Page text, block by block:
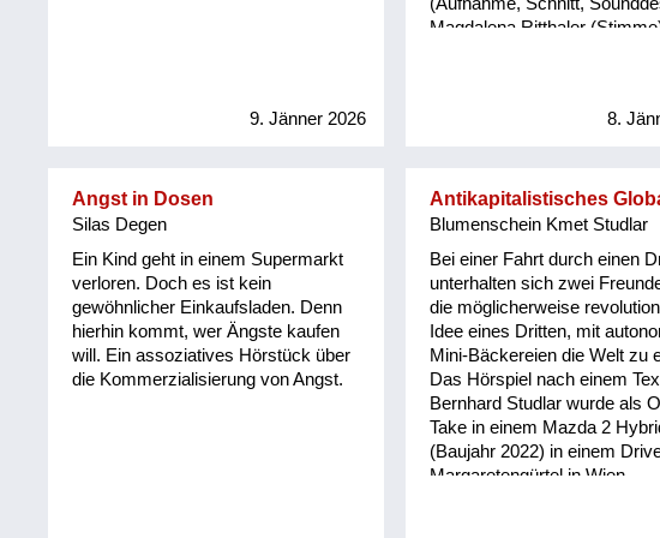
mir deinen Bauch. Ja, komm,
9. Jänner 2026
Magdalena Ritthaler
8.
Angst in Dosen
Silas Degen
Ein Kind geht in einem Supermarkt
verloren. Doch es ist kein
gewöhnlicher Einkaufsladen. Denn
hierhin kommt, wer Ängste kaufen
will. Ein assoziatives Hörstück über
die Kommerzialisierung von Angst.
Antikapitalistisches
Blumenschein Kmet Studlar
Bei einer Fahrt durch einen
unterhalten sich zwei
die möglicherweise
Idee eines Dritten, mit
Mini-Bäckereien die Welt zu
Das Hörspiel nach einem
Bernhard Studlar wurde als
Take in einem Mazda 2
(Baujahr 2022) in einem
Margaretengürtel in Wien